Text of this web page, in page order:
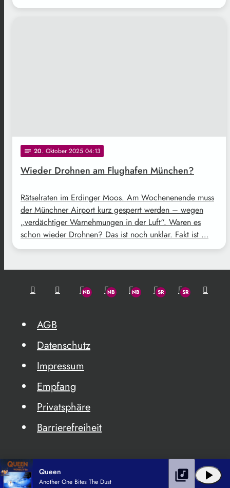
notes 20. Oktober 2025 04:13
Wieder Drohnen am Flughafen München?
Rätselraten im Erdinger Moos. Am Wochenenende muss
der Münchner Airport kurz gesperrt werden – wegen
„verdächtiger Warnehmungen in der Luft“. Waren es
schon wieder Drohnen? Das ist noch unklar. Fakt ist …
AGB
Datenschutz
Impressum
Empfang
Privatsphäre
Barrierefreiheit
Queen
Another One Bites The Dust play_arrow
library_music